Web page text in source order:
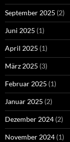
September 2025 (2)
Juni 2025 (1)
April 2025 (1)
März 2025 (3)
Februar 2025 (1)
Januar 2025 (2)
Dezember 2024 (2)
November 2024 (1)